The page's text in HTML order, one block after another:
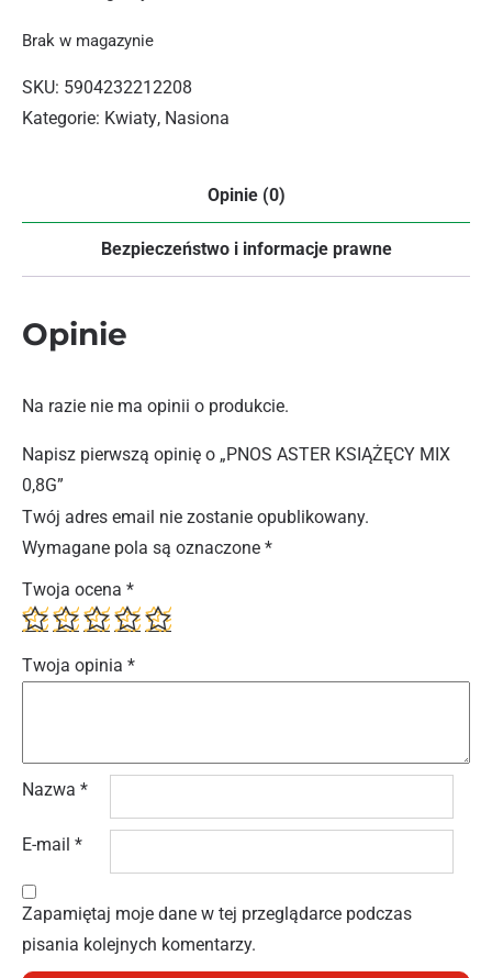
Brak w magazynie
SKU: 5904232212208
Kategorie: Kwiaty, Nasiona
Opinie (0)
Bezpieczeństwo i informacje prawne
Opinie
Na razie nie ma opinii o produkcie.
Napisz pierwszą opinię o „PNOS ASTER KSIĄŻĘCY MIX
0,8G”
Twój adres email nie zostanie opublikowany.
Wymagane pola są oznaczone *
Twoja ocena *
Twoja opinia *
Nazwa *
E-mail *
Zapamiętaj moje dane w tej przeglądarce podczas
pisania kolejnych komentarzy.